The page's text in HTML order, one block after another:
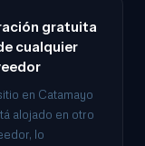
gratuita
cualquier
en Catamayo
alojado en otro
lo